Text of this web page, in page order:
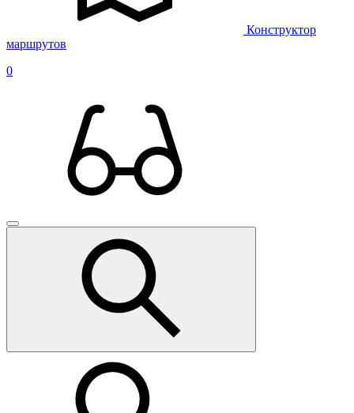
Конструктор
маршрутов
0